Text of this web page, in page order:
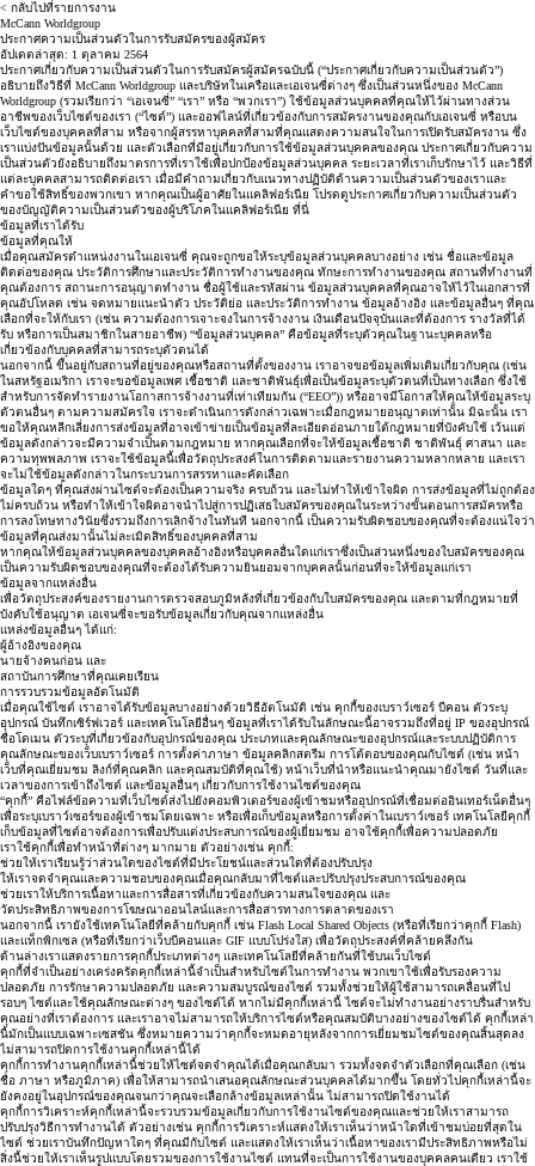
< กลับไปที่รายการงาน
McCann Worldgroup
ประกาศความเป็นส่วนตัวในการรับสมัครของผู้สมัคร
อัปเดตล่าสุด: 1 ตุลาคม 2564
ประกาศเกี่ยวกับความเป็นส่วนตัวในการรับสมัครผู้สมัครฉบับนี้ (“ประกาศเกี่ยวกับความเป็นส่วนตัว”)
อธิบายถึงวิธีที่ McCann Worldgroup และบริษัทในเครือและเอเจนซี่ต่างๆ ซึ่งเป็นส่วนหนึ่งของ McCann
Worldgroup (รวมเรียกว่า “เอเจนซี่” “เรา” หรือ “พวกเรา”) ใช้ข้อมูลส่วนบุคคลที่คุณให้ไว้ผ่านทางส่วน
อาชีพของเว็บไซต์ของเรา (“ไซต์”) และออฟไลน์ที่เกี่ยวข้องกับการสมัครงานของคุณกับเอเจนซี่ หรือบน
เว็บไซต์ของบุคคลที่สาม หรือจากผู้สรรหาบุคคลที่สามที่คุณแสดงความสนใจในการเปิดรับสมัครงาน ซึ่ง
เราแบ่งปันข้อมูลนั้นด้วย และตัวเลือกที่มีอยู่เกี่ยวกับการใช้ข้อมูลส่วนบุคคลของคุณ ประกาศเกี่ยวกับความ
เป็นส่วนตัวยังอธิบายถึงมาตรการที่เราใช้เพื่อปกป้องข้อมูลส่วนบุคคล ระยะเวลาที่เราเก็บรักษาไว้ และวิธีที่
แต่ละบุคคลสามารถติดต่อเรา เมื่อมีคำถามเกี่ยวกับแนวทางปฏิบัติด้านความเป็นส่วนตัวของเราและ
คำขอใช้สิทธิ์ของพวกเขา หากคุณเป็นผู้อาศัยในแคลิฟอร์เนีย โปรดดูประกาศเกี่ยวกับความเป็นส่วนตัว
ของบัญญัติความเป็นส่วนตัวของผู้บริโภคในแคลิฟอร์เนีย ที่นี่
ข้อมูลที่เราได้รับ
ข้อมูลที่คุณให้
เมื่อคุณสมัครตำแหน่งงานในเอเจนซี่ คุณจะถูกขอให้ระบุข้อมูลส่วนบุคคลบางอย่าง เช่น ชื่อและข้อมูล
ติดต่อของคุณ ประวัติการศึกษาและประวัติการทำงานของคุณ ทักษะการทำงานของคุณ สถานที่ทำงานที่
คุณต้องการ สถานะการอนุญาตทำงาน ชื่อผู้ใช้และรหัสผ่าน ข้อมูลส่วนบุคคลที่คุณอาจให้ไว้ในเอกสารที่
คุณอัปโหลด เช่น จดหมายแนะนำตัว ประวัติย่อ และประวัติการทำงาน ข้อมูลอ้างอิง และข้อมูลอื่นๆ ที่คุณ
เลือกที่จะให้กับเรา (เช่น ความต้องการเจาะจงในการจ้างงาน เงินเดือนปัจจุบันและที่ต้องการ รางวัลที่ได้
รับ หรือการเป็นสมาชิกในสายอาชีพ) “ข้อมูลส่วนบุคคล” คือข้อมูลที่ระบุตัวคุณในฐานะบุคคลหรือ
เกี่ยวข้องกับบุคคลที่สามารถระบุตัวตนได้
นอกจากนี้ ขึ้นอยู่กับสถานที่อยู่ของคุณหรือสถานที่ตั้งของงาน เราอาจขอข้อมูลเพิ่มเติมเกี่ยวกับคุณ (เช่น
ในสหรัฐอเมริกา เราจะขอข้อมูลเพศ เชื้อชาติ และชาติพันธุ์เพื่อเป็นข้อมูลระบุตัวตนที่เป็นทางเลือก ซึ่งใช้
สำหรับการจัดทำรายงานโอกาสการจ้างงานที่เท่าเทียมกัน (“EEO”)) หรืออาจมีโอกาสให้คุณให้ข้อมูลระบุ
ตัวตนอื่นๆ ตามความสมัครใจ เราจะดำเนินการดังกล่าวเฉพาะเมื่อกฎหมายอนุญาตเท่านั้น มิฉะนั้น เรา
ขอให้คุณหลีกเลี่ยงการส่งข้อมูลที่อาจเข้าข่ายเป็นข้อมูลที่ละเอียดอ่อนภายใต้กฎหมายที่บังคับใช้ เว้นแต่
ข้อมูลดังกล่าวจะมีความจำเป็นตามกฎหมาย หากคุณเลือกที่จะให้ข้อมูลเชื้อชาติ ชาติพันธุ์ ศาสนา และ
ความทุพพลภาพ เราจะใช้ข้อมูลนี้เพื่อวัตถุประสงค์ในการติดตามและรายงานความหลากหลาย และเรา
จะไม่ใช้ข้อมูลดังกล่าวในกระบวนการสรรหาและคัดเลือก
ข้อมูลใดๆ ที่คุณส่งผ่านไซต์จะต้องเป็นความจริง ครบถ้วน และไม่ทำให้เข้าใจผิด การส่งข้อมูลที่ไม่ถูกต้อง
ไม่ครบถ้วน หรือทำให้เข้าใจผิดอาจนำไปสู่การปฏิเสธใบสมัครของคุณในระหว่างขั้นตอนการสมัครหรือ
การลงโทษทางวินัยซึ่งรวมถึงการเลิกจ้างในทันที นอกจากนี้ เป็นความรับผิดชอบของคุณที่จะต้องแน่ใจว่า
ข้อมูลที่คุณส่งมานั้นไม่ละเมิดสิทธิ์ของบุคคลที่สาม
หากคุณให้ข้อมูลส่วนบุคคลของบุคคลอ้างอิงหรือบุคคลอื่นใดแก่เราซึ่งเป็นส่วนหนึ่งของใบสมัครของคุณ
เป็นความรับผิดชอบของคุณที่จะต้องได้รับความยินยอมจากบุคคลนั้นก่อนที่จะให้ข้อมูลแก่เรา
ข้อมูลจากแหล่งอื่น
เพื่อวัตถุประสงค์ของรายงานการตรวจสอบภูมิหลังที่เกี่ยวข้องกับใบสมัครของคุณ และตามที่กฎหมายที่
บังคับใช้อนุญาต เอเจนซี่จะขอรับข้อมูลเกี่ยวกับคุณจากแหล่งอื่น
แหล่งข้อมูลอื่นๆ ได้แก่:
ผู้อ้างอิงของคุณ
นายจ้างคนก่อน และ
สถาบันการศึกษาที่คุณเคยเรียน
การรวบรวมข้อมูลอัตโนมัติ
เมื่อคุณใช้ไซต์ เราอาจได้รับข้อมูลบางอย่างด้วยวิธีอัตโนมัติ เช่น คุกกี้ของเบราว์เซอร์ บีคอน ตัวระบุ
อุปกรณ์ บันทึกเซิร์ฟเวอร์ และเทคโนโลยีอื่นๆ ข้อมูลที่เราได้รับในลักษณะนี้อาจรวมถึงที่อยู่ IP ของอุปกรณ์
ชื่อโดเมน ตัวระบุที่เกี่ยวข้องกับอุปกรณ์ของคุณ ประเภทและคุณลักษณะของอุปกรณ์และระบบปฏิบัติการ
คุณลักษณะของเว็บเบราว์เซอร์ การตั้งค่าภาษา ข้อมูลคลิกสตรีม การโต้ตอบของคุณกับไซต์ (เช่น หน้า
เว็บที่คุณเยี่ยมชม ลิงก์ที่คุณคลิก และคุณสมบัติที่คุณใช้) หน้าเว็บที่นำหรือแนะนำคุณมายังไซต์ วันที่และ
เวลาของการเข้าถึงไซต์ และข้อมูลอื่นๆ เกี่ยวกับการใช้งานไซต์ของคุณ
“คุกกี้” คือไฟล์ข้อความที่เว็บไซต์ส่งไปยังคอมพิวเตอร์ของผู้เข้าชมหรืออุปกรณ์ที่เชื่อมต่ออินเทอร์เน็ตอื่นๆ
เพื่อระบุเบราว์เซอร์ของผู้เข้าชมโดยเฉพาะ หรือเพื่อเก็บข้อมูลหรือการตั้งค่าในเบราว์เซอร์ เทคโนโลยีคุกกี้
เก็บข้อมูลที่ไซต์อาจต้องการเพื่อปรับแต่งประสบการณ์ของผู้เยี่ยมชม อาจใช้คุกกี้เพื่อความปลอดภัย
เราใช้คุกกี้เพื่อทำหน้าที่ต่างๆ มากมาย ตัวอย่างเช่น คุกกี้:
ช่วยให้เราเรียนรู้ว่าส่วนใดของไซต์ที่มีประโยชน์และส่วนใดที่ต้องปรับปรุง
ให้เราจดจำคุณและความชอบของคุณเมื่อคุณกลับมาที่ไซต์และปรับปรุงประสบการณ์ของคุณ
ช่วยเราให้บริการเนื้อหาและการสื่อสารที่เกี่ยวข้องกับความสนใจของคุณ และ
วัดประสิทธิภาพของการโฆษณาออนไลน์และการสื่อสารทางการตลาดของเรา
นอกจากนี้ เรายังใช้เทคโนโลยีที่คล้ายกับคุกกี้ เช่น Flash Local Shared Objects (หรือที่เรียกว่าคุกกี้ Flash)
และแท็กพิกเซล (หรือที่เรียกว่าเว็บบีคอนและ GIF แบบโปร่งใส) เพื่อวัตถุประสงค์ที่คล้ายคลึงกัน
ด้านล่างเราแสดงรายการคุกกี้ประเภทต่างๆ และเทคโนโลยีที่คล้ายกันที่ใช้บนเว็บไซต์
คุกกี้ที่จำเป็นอย่างเคร่งครัดคุกกี้เหล่านี้จำเป็นสำหรับไซต์ในการทำงาน พวกเขาใช้เพื่อรับรองความ
ปลอดภัย การรักษาความปลอดภัย และความสมบูรณ์ของไซต์ รวมทั้งช่วยให้ผู้ใช้สามารถเคลื่อนที่ไป
รอบๆ ไซต์และใช้คุณลักษณะต่างๆ ของไซต์ได้ หากไม่มีคุกกี้เหล่านี้ ไซต์จะไม่ทำงานอย่างราบรื่นสำหรับ
คุณอย่างที่เราต้องการ และเราอาจไม่สามารถให้บริการไซต์หรือคุณสมบัติบางอย่างของไซต์ได้ คุกกี้เหล่า
นี้มักเป็นแบบเฉพาะเซสชัน ซึ่งหมายความว่าคุกกี้จะหมดอายุหลังจากการเยี่ยมชมไซต์ของคุณสิ้นสุดลง
ไม่สามารถปิดการใช้งานคุกกี้เหล่านี้ได้
คุกกี้การทำงานคุกกี้เหล่านี้ช่วยให้ไซต์จดจำคุณได้เมื่อคุณกลับมา รวมทั้งจดจำตัวเลือกที่คุณเลือก (เช่น
ชื่อ ภาษา หรือภูมิภาค) เพื่อให้สามารถนำเสนอคุณลักษณะส่วนบุคคลได้มากขึ้น โดยทั่วไปคุกกี้เหล่านี้จะ
ยังคงอยู่ในอุปกรณ์ของคุณจนกว่าคุณจะเลือกล้างข้อมูลเหล่านั้น ไม่สามารถปิดใช้งานได้
คุกกี้การวิเคราะห์คุกกี้เหล่านี้จะรวบรวมข้อมูลเกี่ยวกับการใช้งานไซต์ของคุณและช่วยให้เราสามารถ
ปรับปรุงวิธีการทำงานได้ ตัวอย่างเช่น คุกกี้การวิเคราะห์แสดงให้เราเห็นว่าหน้าใดที่เข้าชมบ่อยที่สุดใน
ไซต์ ช่วยเราบันทึกปัญหาใดๆ ที่คุณมีกับไซต์ และแสดงให้เราเห็นว่าเนื้อหาของเรามีประสิทธิภาพหรือไม่
สิ่งนี้ช่วยให้เราเห็นรูปแบบโดยรวมของการใช้งานไซต์ แทนที่จะเป็นการใช้งานของบุคคลคนเดียว เราใช้